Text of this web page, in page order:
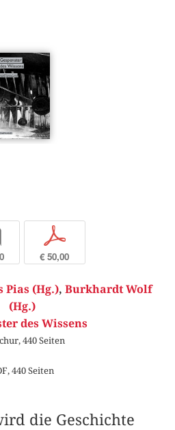
p
€ 50,00
Pias (Hg.), Burkhardt Wolf
(Hg.)
des Wissens
440 Seiten
440 Seiten
die Geschichte